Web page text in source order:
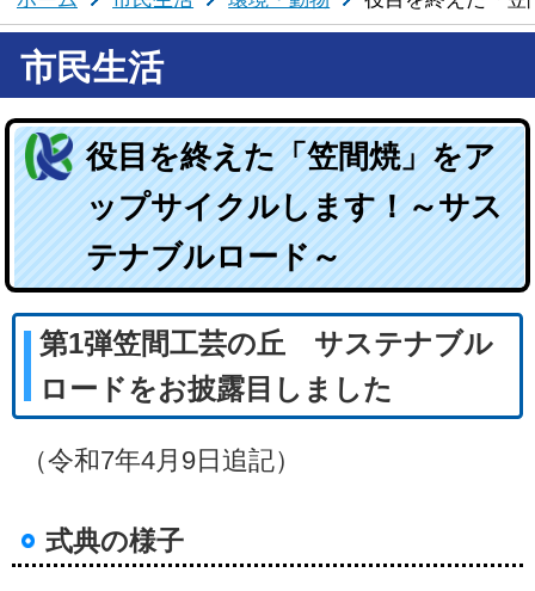
市民生活
役目を終えた「笠間焼」をア
ップサイクルします！～サス
テナブルロード～
第1弾笠間工芸の丘 サステナブル
ロードをお披露目しました
（令和7年4月9日追記）
式典の様子